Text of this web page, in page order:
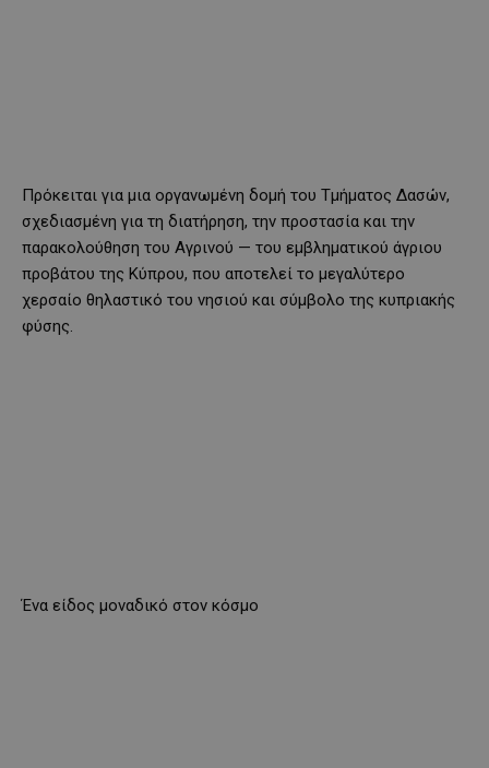
Πρόκειται για μια οργανωμένη δομή του Τμήματος Δασών,
σχεδιασμένη για τη διατήρηση, την προστασία και την
παρακολούθηση του Αγρινού — του εμβληματικού άγριου
προβάτου της Κύπρου, που αποτελεί το μεγαλύτερο
χερσαίο θηλαστικό του νησιού και σύμβολο της κυπριακής
φύσης.
Ένα είδος μοναδικό στον κόσμο